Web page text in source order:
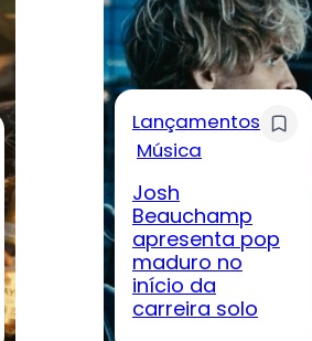
Lançamentos
Música
Josh
Beauchamp
apresenta pop
maduro no
início da
carreira solo